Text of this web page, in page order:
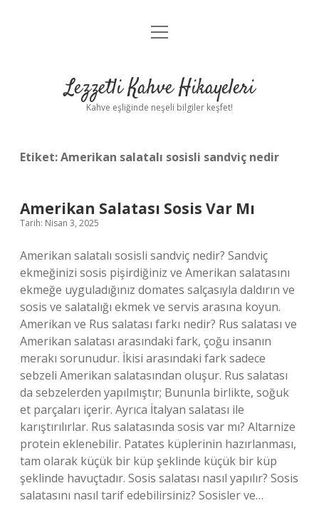
Anasayfa
Yasal Uyarı
menüyü
Lezzetli Kahve Hikayeleri
Kahve eşliğinde neşeli bilgiler keşfet!
Etiket:Amerikan salatalı sosisli sandviç nedir
Amerikan Salatası Sosis Var Mı
Tarih: Nisan 3, 2025
Amerikan salatalı sosisli sandviç nedir? Sandviç
ekmeğinizi sosis pişirdiğiniz ve Amerikan salatasını
ekmeğe uyguladığınız domates salçasıyla daldırın ve
sosis ve salatalığı ekmek ve servis arasına koyun.
Amerikan ve Rus salatası farkı nedir? Rus salatası ve
Amerikan salatası arasındaki fark, çoğu insanın
merakı sorunudur. İkisi arasındaki fark sadece
sebzeli Amerikan salatasından oluşur. Rus salatası
da sebzelerden yapılmıştır; Bununla birlikte, soğuk
et parçaları içerir. Ayrıca İtalyan salatası ile
karıştırılırlar. Rus salatasında sosis var mı? Altarnize
protein eklenebilir. Patates küplerinin hazırlanması,
tam olarak küçük bir küp şeklinde küçük bir küp
şeklinde havuçtadır. Sosis salatası nasıl yapılır? Sosis
salatasını nasıl tarif edebilirsiniz? Sosisler ve…